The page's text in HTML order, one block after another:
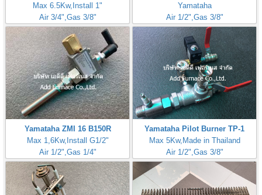
Max 6.5Kw,Install 1"
Air 3/4",Gas 3/8"
Yamataha
Air 1/2",Gas 3/8"
Yamataha ZMI 16 B150R
Max 1,6Kw,Install G1/2"
Air 1/2",Gas 1/4"
Yamataha Pilot Burner TP-1
Max 5Kw,Made in Thailand
Air 1/2",Gas 3/8"